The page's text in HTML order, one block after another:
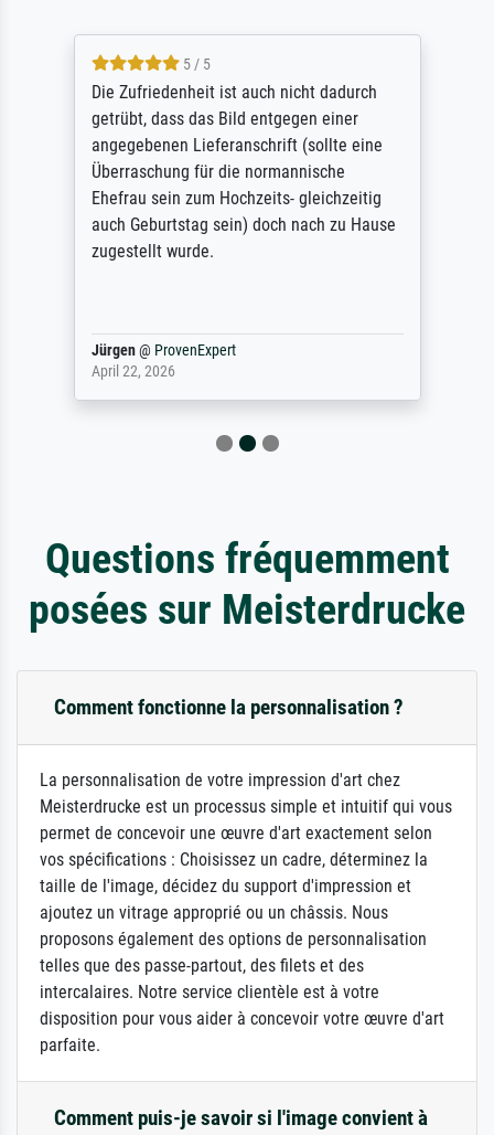
5 / 5
Die Zufriedenheit ist auch nicht dadurch
getrübt, dass das Bild entgegen einer
angegebenen Lieferanschrift (sollte eine
Überraschung für die normannische
Ehefrau sein zum Hochzeits- gleichzeitig
auch Geburtstag sein) doch nach zu Hause
zugestellt wurde.
Jürgen@ ProvenExpert
April 22, 2026
Questions fréquemment
posées sur Meisterdrucke
Comment fonctionne la personnalisation ?
La personnalisation de votre impression d'art chez
Meisterdrucke est un processus simple et intuitif qui vous
permet de concevoir une œuvre d'art exactement selon
vos spécifications : Choisissez un cadre, déterminez la
taille de l'image, décidez du support d'impression et
ajoutez un vitrage approprié ou un châssis. Nous
proposons également des options de personnalisation
telles que des passe-partout, des filets et des
intercalaires. Notre service clientèle est à votre
disposition pour vous aider à concevoir votre œuvre d'art
parfaite.
Comment puis-je savoir si l'image convient à